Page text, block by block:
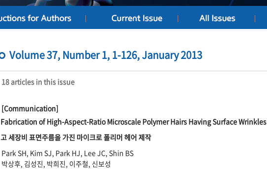
Volume 37, Number 1, 1-126, January 2013
18 articles in this issue
[Communication]
Fabrication of High-Aspect-Ratio Microscale Polymer Hairs Having Surface Wrinkles
고 세장비 표면주름을 가진 마이크로 폴리머 헤어 제작
Park SH, Kim SJ, Park HJ, Lee JC, Shin BS
박상후, 김성진, 박희진, 이주철, 신보성